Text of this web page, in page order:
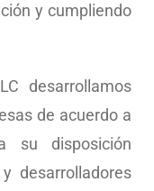
y cumpliendo
desarrollamos
de acuerdo a
su disposición
desarrolladores